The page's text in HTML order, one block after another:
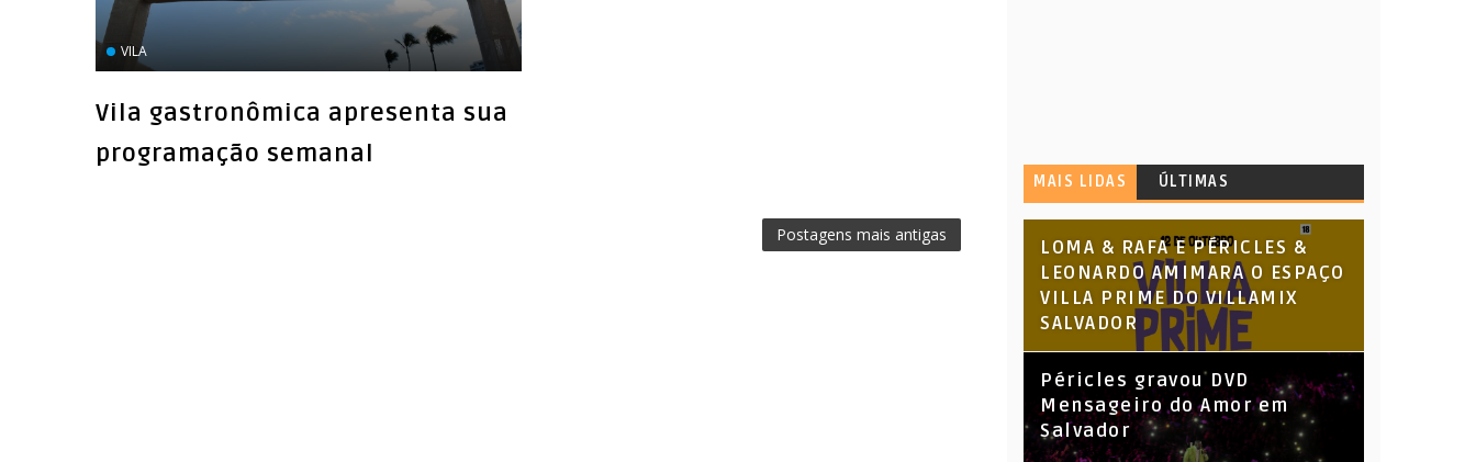
VILA
Vila gastronômica apresenta sua
programação semanal
Postagens mais antigas
MAIS LIDAS ÚLTIMAS
LOMA & RAFA E PÉRICLES &
LEONARDO AMIMARA O ESPAÇO
VILLA PRIME DO VILLAMIX
SALVADOR
Péricles gravou DVD
Mensageiro do Amor em
Salvador